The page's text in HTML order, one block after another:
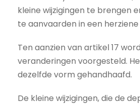
kleine wijzigingen te brengen
te aanvaarden in een
Ten aanzien van artikel 17
veranderingen voorgesteld.
dezelfde vorm gehandhaafd.
De kleine wijzigingen, die de